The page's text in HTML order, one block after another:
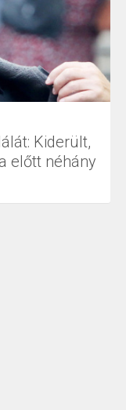
Kiderült,
előtt néhány